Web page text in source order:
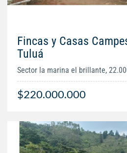
Fincas y Casas
Tuluá
Sector la marina el brillante,
$220.000.000